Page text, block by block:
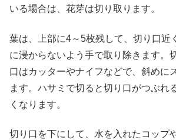
いる場合は、花芽は切り取ります。
葉は、上部に4～5枚残して、切り口近
に浸からないよう手で取り除きます。
口はカッターやナイフなどで、斜めに
ます。ハサミで切ると切り口がつぶれ
くなります。
切り口を下にして、水を入れたコップ